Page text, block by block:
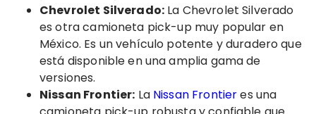
Chevrolet Silverado: La Chevrolet Silverado
es otra camioneta pick-up muy popular en
México. Es un vehículo potente y duradero que
está disponible en una amplia gama de
versiones.
Nissan Frontier: La Nissan Frontieres una